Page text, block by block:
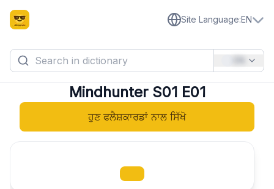
Site Language:EN
Mindhunter S01 E01
ਹੁਣ ਫਲੈਸ਼ਕਾਰਡਾਂ ਨਾਲ ਸਿੱਖੋ